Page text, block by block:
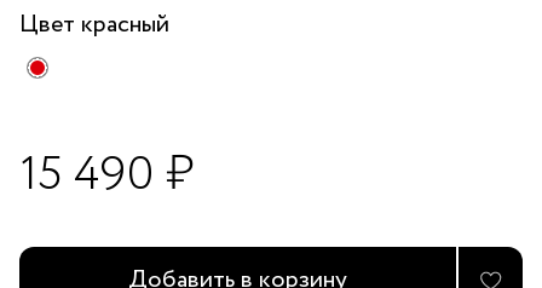
Цвет красный
15 490 ₽
Добавить в корзину